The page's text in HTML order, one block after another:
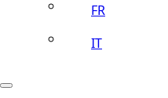
FR
IT